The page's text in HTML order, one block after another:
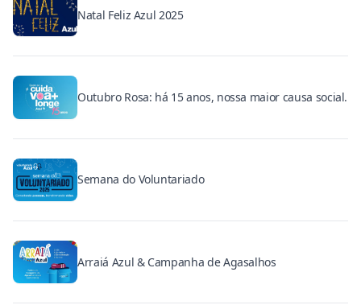
Natal Feliz Azul 2025
Outubro Rosa: há 15 anos, nossa maior causa social.
Semana do Voluntariado
Arraiá Azul & Campanha de Agasalhos